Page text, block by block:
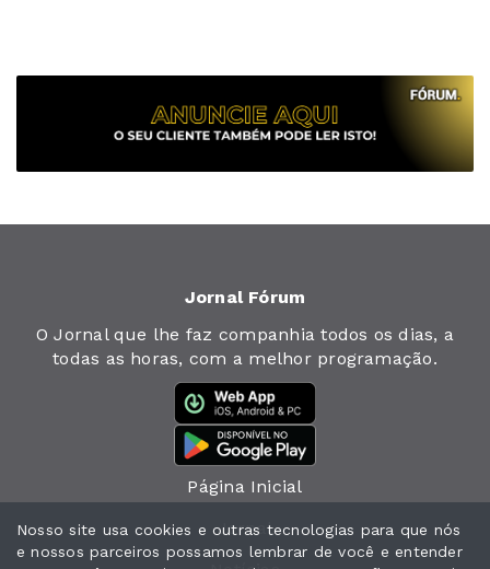
Jornal Fórum
O Jornal que lhe faz companhia todos os dias, a
todas as horas, com a melhor programação.
Página Inicial
Jornal
Nosso site usa cookies e outras tecnologias para que nós
e nossos parceiros possamos lembrar de você e entender